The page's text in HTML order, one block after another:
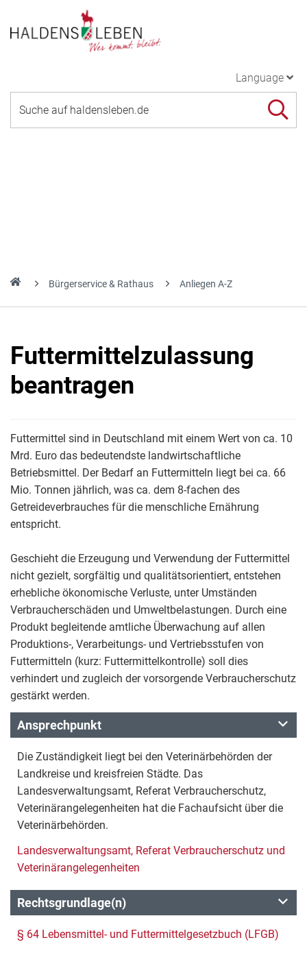
Language
Bürgerservice & Rathaus Anliegen A-Z
Futtermittelzulassung
beantragen
Futtermittel sind in Deutschland mit einem Wert von ca. 10
Mrd. Euro das bedeutendste landwirtschaftliche
Betriebsmittel. Der Bedarf an Futtermitteln liegt bei ca. 66
Mio. Tonnen jährlich, was ca. dem 8-fachen des
Getreideverbrauches für die menschliche Ernährung
entspricht.
Geschieht die Erzeugung und Verwendung der Futtermittel
nicht gezielt, sorgfältig und qualitätsorientiert, entstehen
erhebliche ökonomische Verluste, unter Umständen
Verbraucherschäden und Umweltbelastungen. Durch eine
Produkt begleitende amtliche Überwachung auf allen
Produktions-, Verarbeitungs- und Vertriebsstufen von
Futtermitteln (kurz: Futtermittelkontrolle) soll dies
verhindert und zugleich der vorsorgende Verbraucherschutz
gestärkt werden.
Ansprechpunkt
Die Zuständigkeit liegt bei den Veterinärbehörden der
Landkreise und kreisfreien Städte. Das
Landesverwaltungsamt, Referat Verbraucherschutz,
Veterinärangelegenheiten hat die Fachaufsicht über die
Veterinärbehörden.
Landesverwaltungsamt, Referat Verbraucherschutz und
Veterinärangelegenheiten
Rechtsgrundlage(n)
§ 64 Lebensmittel- und Futtermittelgesetzbuch (LFGB)